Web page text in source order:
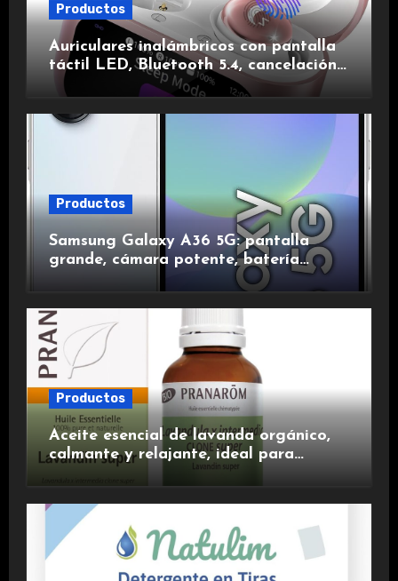
Productos
Auriculares inalámbricos con pantalla
táctil LED, Bluetooth 5.4, cancelación
de ruido, impermeables y de larga
duración.
Productos
Samsung Galaxy A36 5G: pantalla
grande, cámara potente, batería
duradera y carga rápida para una
experiencia premium.
Productos
Aceite esencial de lavanda orgánico,
calmante y relajante, ideal para